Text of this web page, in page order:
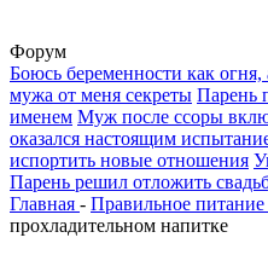
Форум
Боюсь беременности как
мужа от меня секреты Парень
именем Муж после ссоры
оказался настоящим
испортить новые отношения
Парень решил отложить
Главная - Правильное питание
прохладительном напитке